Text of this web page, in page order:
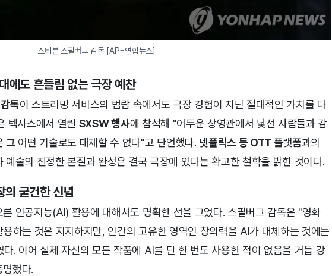
스티븐 스필버그 감독 [AP=연합뉴스]
에도 흔들림 없는 극장 예찬
독이 스트리밍 서비스의 범람 속에서도 극장 경험이 지닌 절대적인 가치를 다
텍사스에서 열린 SXSW 행사에 참석해 "어두운 상영관에서 낯선 사람들과 감
그 어떤 기술로도 대체할 수 없다"고 단언했다. 넷플릭스 등 OTT 플랫폼과의
예술의 진정한 본질과 완성은 결국 극장에 있다는 확고한 철학을 밝힌 것이다.
굳건한 신념
인공지능(AI) 활용에 대해서도 명확한 선을 그었다. 스필버그 감독은 "영화
하는 것은 지지하지만, 인간의 고유한 영역인 창의력을 AI가 대체하는 것에는
. 이어 실제 자신의 모든 작품에 AI를 단 한 번도 사용한 적이 없음을 거듭 강
했다.